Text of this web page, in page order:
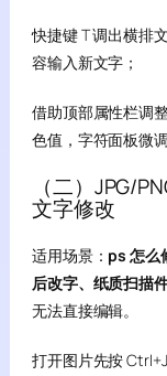
快捷键 T 调出横排
容输入新文字；
借助顶部属性栏调
色值，字符面板微
（二）JPG/
文字修改
适用场景： ps 怎么
后改字、纸质扫描
无法直接编辑。
打开图片先按